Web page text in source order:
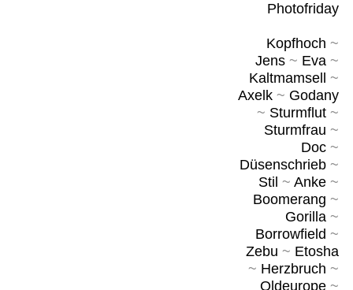
Photofriday
Kopfhoch ~
Jens~ Eva~
Kaltmamsell
~
Axelk~ Godany
~ Sturmflut~
Sturmfrau ~
Doc~
Düsenschrieb~
Stil ~ Anke~
Boomerang ~
Gorilla~
Borrowfield ~
Zebu ~ Etosha
~ Herzbruch ~
Oldeurope~